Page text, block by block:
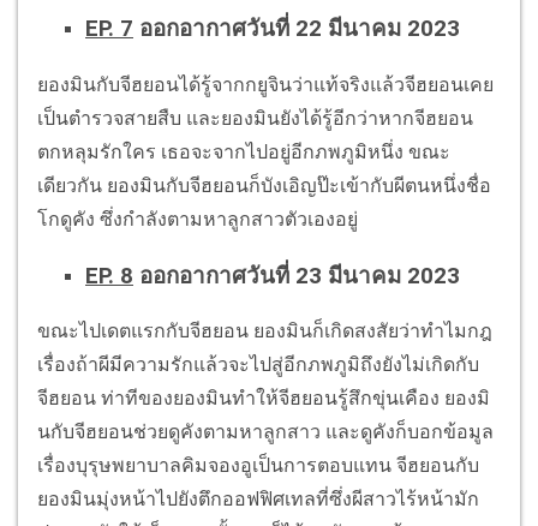
EP. 7 ออกอากาศวันที่ 22 มีนาคม 2023
ยองมินกับจีฮยอนได้รู้จากกยูจินว่าแท้จริงแล้วจีฮยอนเคย
เป็นตำรวจสายสืบ และยองมินยังได้รู้อีกว่าหากจีฮยอน
ตกหลุมรักใคร เธอจะจากไปอยู่อีกภพภูมิหนึ่ง ขณะ
เดียวกัน ยองมินกับจีฮยอนก็บังเอิญป๊ะเข้ากับผีตนหนึ่งชื่อ
โกดูคัง ซึ่งกำลังตามหาลูกสาวตัวเองอยู่
EP. 8 ออกอากาศวันที่ 23 มีนาคม 2023
ขณะไปเดตแรกกับจีฮยอน ยองมินก็เกิดสงสัยว่าทำไมกฎ
เรื่องถ้าผีมีความรักแล้วจะไปสู่อีกภพภูมิถึงยังไม่เกิดกับ
จีฮยอน ท่าทีของยองมินทำให้จีฮยอนรู้สึกขุ่นเคือง ยองมิ
นกับจีฮยอนช่วยดูคังตามหาลูกสาว และดูคังก็บอกข้อมูล
เรื่องบุรุษพยาบาลคิมจองอูเป็นการตอบแทน จีฮยอนกับ
ยองมินมุ่งหน้าไปยังตึกออฟฟิศเทลที่ซึ่งผีสาวไร้หน้ามัก